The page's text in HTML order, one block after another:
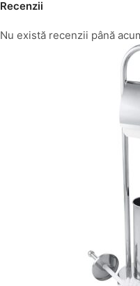
Recenzii
Nu există recenzii până